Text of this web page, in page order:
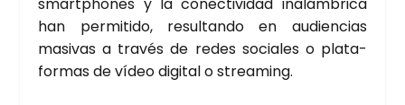
smartpho­nes y la conec­ti­vi­dad inalám­bri­ca
han per­mi­ti­do, resul­tan­do en audien­cias
masi­vas a tra­vés de redes socia­les o pla­ta­
for­mas de vídeo digi­tal o strea­ming.